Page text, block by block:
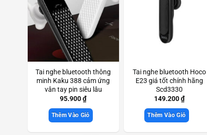
Tai nghe bluetooth thông
minh Kaku 388 cảm ứng
vân tay pin siêu lâu
Scd3461
95.900₫
Thêm Vào Giỏ
Tai nghe bluetooth Hoco
E23 giá tốt chính hãng
Scd3330
149.200₫
Thêm Vào Giỏ